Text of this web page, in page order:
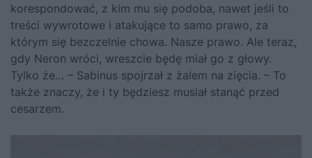
korespondować, z kim mu się podoba, nawet jeśli to
treści wywrotowe i atakujące to samo prawo, za
którym się bezczelnie chowa. Nasze prawo. Ale teraz,
gdy Neron wróci, wreszcie będę miał go z głowy.
Tylko że… – Sabinus spojrzał z żalem na zięcia. – To
także znaczy, że i ty będziesz musiał stanąć przed
cesarzem.